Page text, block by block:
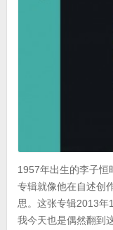
1957年出生的李子恒
专辑就像他在自述创
思。这张专辑2013年
我今天也是偶然翻到